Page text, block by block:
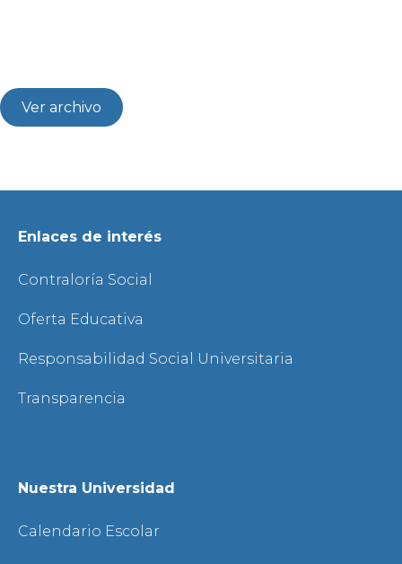
Ver archivo
Enlaces de interés
Contraloría Social
Oferta Educativa
Responsabilidad Social Universitaria
Transparencia
Nuestra Universidad
Calendario Escolar